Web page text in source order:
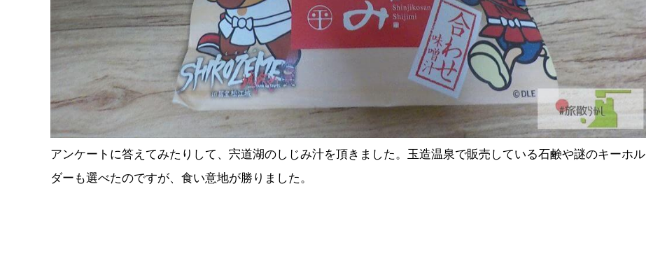
アンケートに答えてみたりして、宍道湖のしじみ汁を頂きました。玉造温泉で販売している石鹸や謎のキーホル
ダーも選べたのですが、食い意地が勝りました。